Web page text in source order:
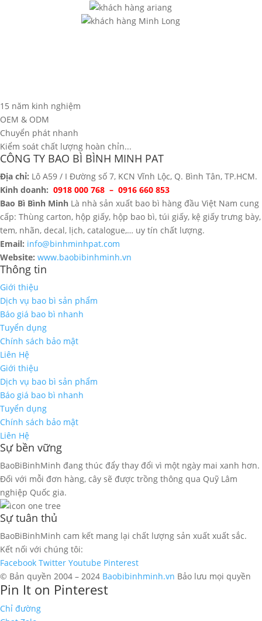
15 năm kinh nghiệm
OEM & ODM
Chuyển phát nhanh
Kiểm soát chất lượng hoàn chỉn...
CÔNG TY BAO BÌ BÌNH MINH PAT
Địa chỉ: Lô A59 / I Đường số 7, KCN Vĩnh Lộc, Q. Bình Tân, TP.HCM.
Kinh doanh: 0918 000 768 – 0916 660 853
Bao Bì Bình Minh Là nhà sản xuất bao bì hàng đầu Việt Nam cung
cấp: Thùng carton, hộp giấy, hộp bao bì, túi giấy, kệ giấy trưng bày,
tem, nhãn, decal, lịch, catalogue,… uy tín chất lượng.
Email: info@binhminhpat.com
Website: www.baobibinhminh.vn
Thông tin
Giới thiệu
Dịch vụ bao bì sản phẩm
Báo giá bao bì nhanh
Tuyển dụng
Chính sách bảo mật
Liên Hệ
Giới thiệu
Dịch vụ bao bì sản phẩm
Báo giá bao bì nhanh
Tuyển dụng
Chính sách bảo mật
Liên Hệ
Sự bền vững
BaoBiBinhMinh đang thúc đẩy thay đổi vì một ngày mai xanh hơn.
Đối với mỗi đơn hàng, cây sẽ được trồng thông qua Quỹ Lâm
nghiệp Quốc gia.
Sự tuân thủ
BaoBiBinhMinh cam kết mang lại chất lượng sản xuất xuất sắc.
Kết nối với chúng tôi:
Facebook Twitter Youtube Pinterest
© Bản quyền 2004 – 2024 Baobibinhminh.vn Bảo lưu mọi quyền
Pin It on Pinterest
Chỉ đường